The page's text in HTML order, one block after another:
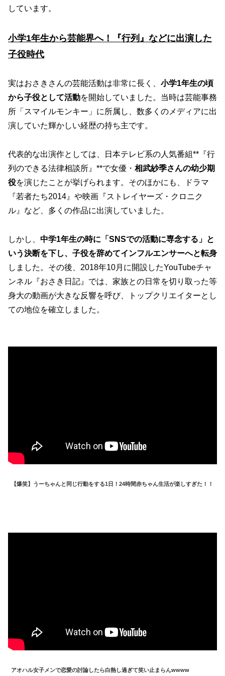
しています。
小学1年生から芸能界へ！『行列』などに出演した
子役時代
実はおさきさんの芸能活動は非常に長く、 小学1年生の頃
から子役として活動を開始していました。当時は芸能事務
所「スマイルモンキー」に所属し、数多くのメディアに出
演していた輝かしい経歴の持ち主です。
代表的な出演作としては、日本テレビ系の人気番組**『行
列のできる法律相談所』**で女優・ 相武紗季さんの幼少期
役を演じたことが挙げられます。そのほかにも、ドラマ
『若者たち2014』や映画『ストレイヤーズ・クロニク
ル』など、多くの作品に出演していました。
しかし、 中学1年生の時に「SNSでの活動に専念する」と
いう決断を下し、子役を辞めてインフルエンサーへと転身
しました。その後、2018年10月に開設したYouTubeチャ
ンネル『おさき日記』では、家族との日常を切り取った等
身大の動画が大きな反響を呼び、トップクリエイターとし
ての地位を確立しました。
【爆笑】うーちゃんと同じ行動をする1日！24時間赤ちゃん生活が楽しすぎた！！
アオハル女子メンで恋愛の討論したら白熱し過ぎて笑い止まらんwwww